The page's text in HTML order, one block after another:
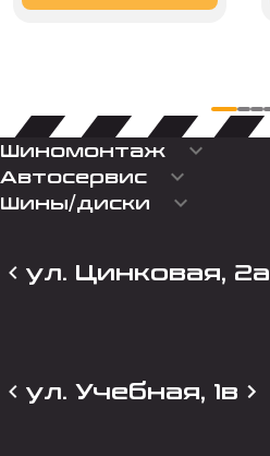
Шиномонтаж keyboard_arrow_down
Автосервис keyboard_arrow_down
Шины/диски keyboard_arrow_down
ул. Цинковая, 2а
ул. Учебная, 1в